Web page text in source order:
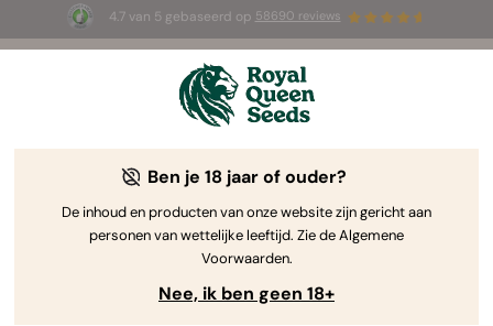
4.7 van 5 gebaseerd op 58690 reviews
3 White Widow Auto zaadjesGRATIS voor de
Ben je 18 jaar of ouder?
De inhoud en producten van onze website zijn gericht aan
personen van wettelijke leeftijd. Zie de Algemene
Voorwaarden.
Nee, ik ben geen 18+